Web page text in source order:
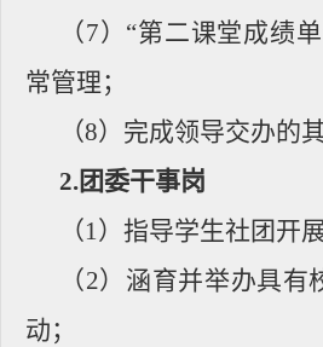
（7） “第二课堂成绩单
常管理；
（8）完成领导交办的
2.团委干事岗
（1）指导学生社团开展
（2）涵育并举办具有
动；